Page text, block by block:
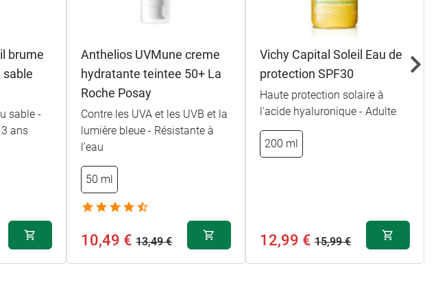
brume
sable
sable -
ans
Anthelios UVMune creme
hydratante teintee 50+ La
Roche Posay
Contre les UVA et les UVB et la
lumière bleue - Résistante à
l'eau
50 ml
10,49 € 13,49 €
Vichy Capital Soleil Eau de
protection SPF30
Haute protection solaire à
l'acide hyaluronique - Adulte
200 ml
12,99 € 15,99 €